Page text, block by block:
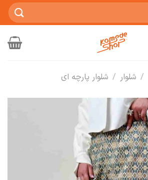
/ شلوار / شلوار پارچه ای